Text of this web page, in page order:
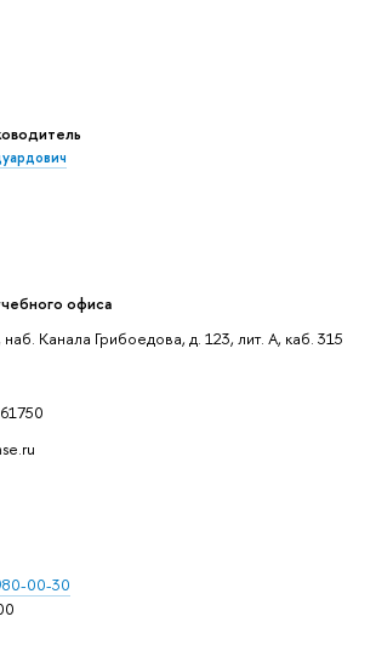
офиса
Канала Грибоедова, д. 123, лит. А, каб. 315
00-30